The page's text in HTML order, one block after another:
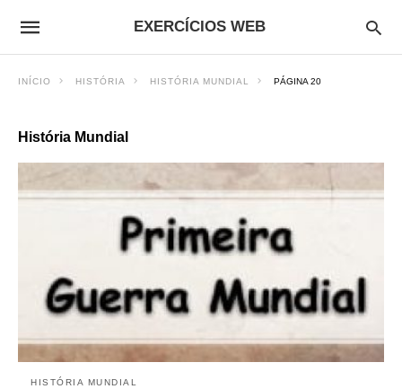
EXERCÍCIOS WEB
INÍCIO HISTÓRIA HISTÓRIA MUNDIAL PÁGINA 20
História Mundial
HISTÓRIA MUNDIAL